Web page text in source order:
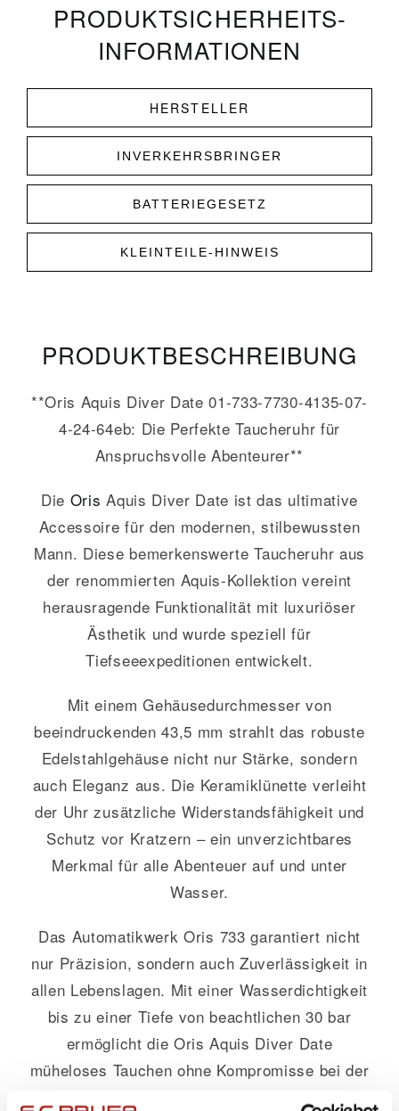
PRODUKT­­SICHERHEITS­
INFORMATIONEN
HERSTELLER
INVERKEHRSBRINGER
BATTERIEGESETZ
KLEINTEILE-HINWEIS
PRODUKT­­BESCHREIBUNG
**Oris Aquis Diver Date 01-733-7730-4135-07-
4-24-64eb: Die Perfekte Taucheruhr für
Anspruchsvolle Abenteurer**
Die Oris Aquis Diver Date ist das ultimative
Accessoire für den modernen, stilbewussten
Mann. Diese bemerkenswerte Taucheruhr aus
der renommierten Aquis-Kollektion vereint
herausragende Funktionalität mit luxuriöser
Ästhetik und wurde speziell für
Tiefseeexpeditionen entwickelt.
Mit einem Gehäusedurchmesser von
beeindruckenden 43,5 mm strahlt das robuste
Edelstahlgehäuse nicht nur Stärke, sondern
auch Eleganz aus. Die Keramiklünette verleiht
der Uhr zusätzliche Widerstandsfähigkeit und
Schutz vor Kratzern – ein unverzichtbares
Merkmal für alle Abenteuer auf und unter
Wasser.
Das Automatikwerk Oris 733 garantiert nicht
nur Präzision, sondern auch Zuverlässigkeit in
allen Lebenslagen. Mit einer Wasserdichtigkeit
bis zu einer Tiefe von beachtlichen 30 bar
ermöglicht die Oris Aquis Diver Date
müheloses Tauchen ohne Kompromisse bei der